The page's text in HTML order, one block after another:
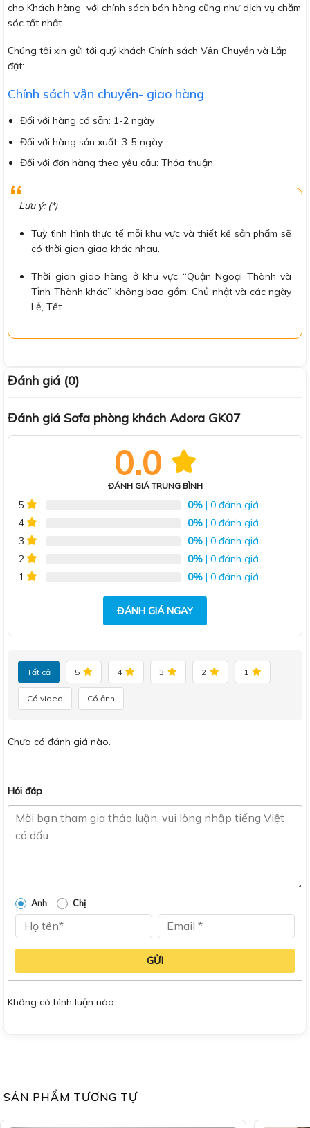
cho Khách hàng với chính sách bán hàng cũng như dịch vụ chăm
sóc tốt nhất.
Chúng tôi xin gửi tới quý khách Chính sách Vận Chuyển và Lắp
đặt:
Chính sách vận chuyển- giao hàng
Đối với hàng có sẵn: 1-2 ngày
Đối với hàng sản xuất: 3-5 ngày
Đối với đơn hàng theo yêu cầu: Thỏa thuận
Lưu ý: (*)
Tuỳ tình hình thực tế mỗi khu vực và thiết kế sản phẩm sẽ
có thời gian giao khác nhau.
Thời gian giao hàng ở khu vực “Quận Ngoại Thành và
Tỉnh Thành khác” không bao gồm: Chủ nhật và các ngày
Lễ, Tết.
Đánh giá (0)
Đánh giá Sofa phòng khách Adora GK07
0.0
ĐÁNH GIÁ TRUNG BÌNH
5 0% | 0 đánh giá
4
0% | 0 đánh giá
3
0% | 0 đánh giá
2
0% | 0 đánh giá
1
0% | 0 đánh giá
ĐÁNH GIÁ NGAY
Tất cả 5 4 3 2 1
Có video Có ảnh
Chưa có đánh giá nào.
Hỏi đáp
Anh Chị
GỬI
Không có bình luận nào
SẢN PHẨM TƯƠNG TỰ